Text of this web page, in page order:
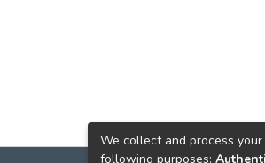
We collect and process
following purposes: